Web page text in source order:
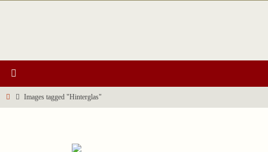
StartImages tagged "Hinterglas"